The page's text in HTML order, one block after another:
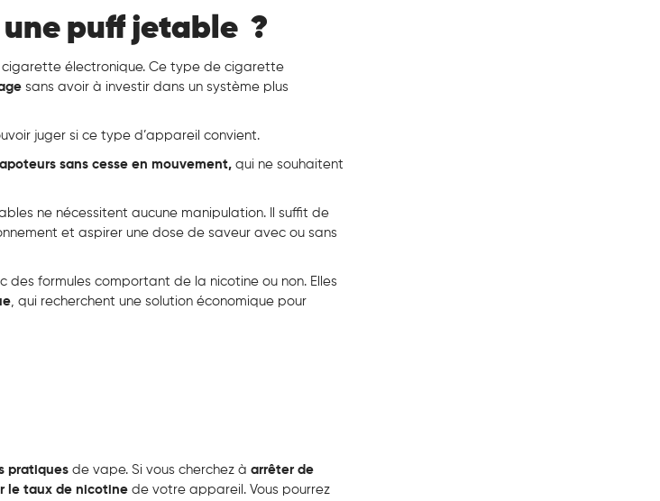
puff jetable ?
électronique. Ce type de cigarette
sans avoir à investir dans un système plus
juger si ce type d’appareil convient.
sans cesse en mouvement,qui ne souhaitent
ne nécessitent aucune manipulation. Il suffit de
et aspirer une dose de saveur avec ou sans
des formules comportant de la nicotine ou non. Elles
qui recherchent une solution économique pour
pratiques de vape. Si vous cherchez àarrêter de
le taux de nicotinede votre appareil. Vous pourrez